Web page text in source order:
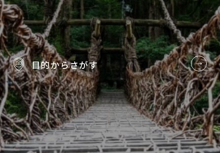
目的からさがす